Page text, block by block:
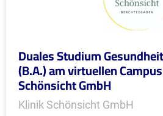
Duales Studium
(B.A.) am virtuellen
Schönsicht GmbH
Klinik Schönsicht GmbH